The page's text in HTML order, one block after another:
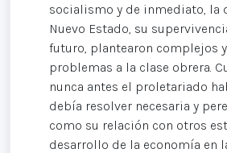
socialismo y de inmediato, la
Nuevo Estado, su
futuro, plantearon complejos
problemas a la clase obrera.
nunca antes el proletariado
debía resolver necesaria y
como su relación con otros
desarrollo de la economía en